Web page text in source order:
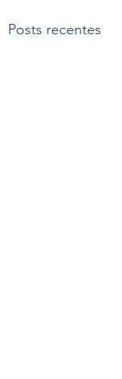
Posts recentes